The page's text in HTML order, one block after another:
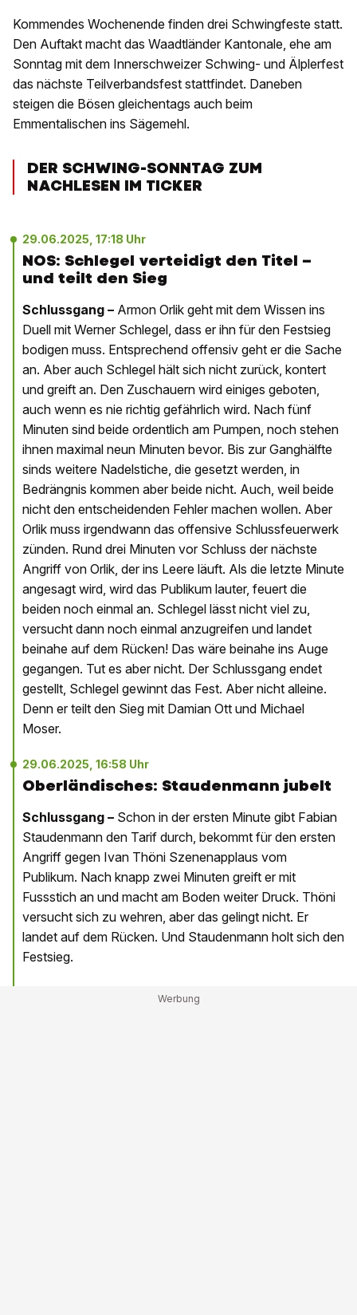
Kommendes Wochenende finden drei Schwingfeste statt.
Den Auftakt macht das Waadtländer Kantonale, ehe am
Sonntag mit dem Innerschweizer Schwing- und Älplerfest
das nächste Teilverbandsfest stattfindet. Daneben
steigen die Bösen gleichentags auch beim
Emmentalischen ins Sägemehl.
DER SCHWING-SONNTAG ZUM
NACHLESEN IM TICKER
29.06.2025, 17:18 Uhr
NOS: Schlegel verteidigt den Titel –
und teilt den Sieg
Schlussgang – Armon Orlik geht mit dem Wissen ins
Duell mit Werner Schlegel, dass er ihn für den Festsieg
bodigen muss. Entsprechend offensiv geht er die Sache
an. Aber auch Schlegel hält sich nicht zurück, kontert
und greift an. Den Zuschauern wird einiges geboten,
auch wenn es nie richtig gefährlich wird. Nach fünf
Minuten sind beide ordentlich am Pumpen, noch stehen
ihnen maximal neun Minuten bevor. Bis zur Ganghälfte
sinds weitere Nadelstiche, die gesetzt werden, in
Bedrängnis kommen aber beide nicht. Auch, weil beide
nicht den entscheidenden Fehler machen wollen. Aber
Orlik muss irgendwann das offensive Schlussfeuerwerk
zünden. Rund drei Minuten vor Schluss der nächste
Angriff von Orlik, der ins Leere läuft. Als die letzte Minute
angesagt wird, wird das Publikum lauter, feuert die
beiden noch einmal an. Schlegel lässt nicht viel zu,
versucht dann noch einmal anzugreifen und landet
beinahe auf dem Rücken! Das wäre beinahe ins Auge
gegangen. Tut es aber nicht. Der Schlussgang endet
gestellt, Schlegel gewinnt das Fest. Aber nicht alleine.
Denn er teilt den Sieg mit Damian Ott und Michael
Moser.
29.06.2025, 16:58 Uhr
Oberländisches: Staudenmann jubelt
Schlussgang – Schon in der ersten Minute gibt Fabian
Staudenmann den Tarif durch, bekommt für den ersten
Angriff gegen Ivan Thöni Szenenapplaus vom
Publikum. Nach knapp zwei Minuten greift er mit
Fussstich an und macht am Boden weiter Druck. Thöni
versucht sich zu wehren, aber das gelingt nicht. Er
landet auf dem Rücken. Und Staudenmann holt sich den
Festsieg.